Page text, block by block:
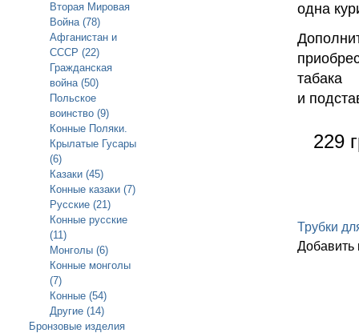
Вторая Мировая
Война (78)
Афганистан и
СССР (22)
Гражданская
война (50)
Польское
воинство (9)
Конные Поляки.
Крылатые Гусары
(6)
Казаки (45)
Конные казаки (7)
Русские (21)
Конные русские
(11)
Монголы (6)
Конные монголы
(7)
Конные (54)
Другие (14)
Бронзовые изделия
одна
табака
и
229
Трубки
Добавить